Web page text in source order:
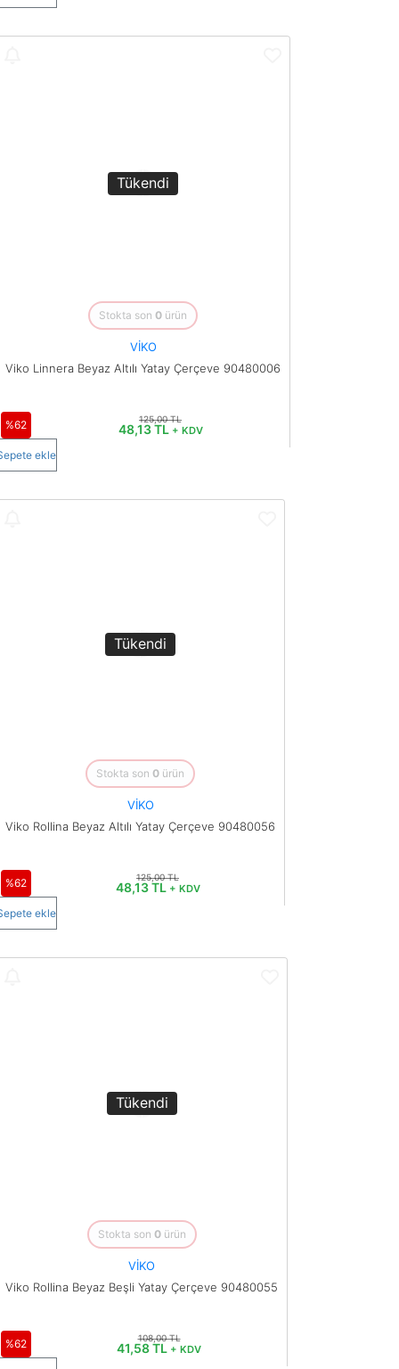
Tükendi
Stokta son 0 ürün
VİKO
Viko Linnera Beyaz Altılı Yatay Çerçeve 90480006
%62 125,00 TL
48,13 TL + KDV
ekle
Tükendi
Stokta son 0 ürün
VİKO
Viko Rollina Beyaz Altılı Yatay Çerçeve 90480056
%62 125,00 TL
48,13 TL + KDV
ekle
Tükendi
Stokta son 0ürün
VİKO
Viko Rollina Beyaz Beşli Yatay Çerçeve 90480055
%62 108,00 TL
41,58 TL + KDV